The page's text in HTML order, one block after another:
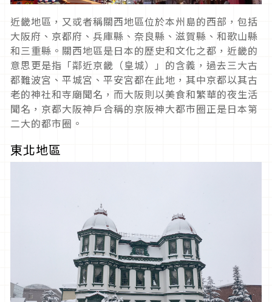
近畿地區，又或者稱關西地區位於本州島的西部，包括
大阪府、京都府、兵庫縣、奈良縣、滋賀縣、和歌山縣
和三重縣。關西地區是日本的歷史和文化之都，近畿的
意思更是指「鄰近京畿（皇城）」的含義，過去三大古
都難波宮、平城宮、平安宮都在此地，其中京都以其古
老的神社和寺廟聞名，而大阪則以美食和繁華的夜生活
聞名，京都大阪神戶合稱的京阪神大都市圈正是日本第
二大的都市圈。
東北地區